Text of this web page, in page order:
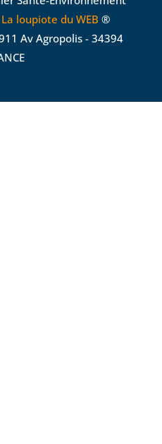
La loupiote du WEB ®
Av Agropolis - 34394